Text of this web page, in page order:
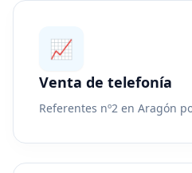
📈
Venta de telefonía
Referentes nº2 en Aragón